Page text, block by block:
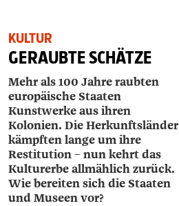
KULTUR
GERAUBTE SCHÄTZE
Mehr als 100 Jahre raubten
europäische Staaten
Kunstwerke aus ihren
Kolonien. Die Herkunftsländer
kämpften lange um ihre
Restitution – nun kehrt das
Kulturerbe allmählich zurück.
Wie bereiten sich die Staaten
und Museen vor?